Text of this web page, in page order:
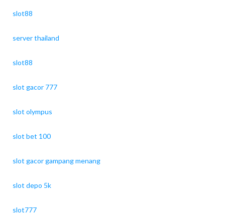
slot88
server thailand
slot88
slot gacor 777
slot olympus
slot bet 100
slot gacor gampang menang
slot depo 5k
slot777